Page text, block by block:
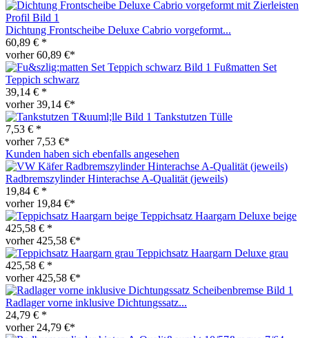
Dichtung Frontscheibe Deluxe Cabrio vorgeformt...
60,89 € *
vorher 60,89 €*
Fußmatten Set
Teppich schwarz
39,14 € *
vorher 39,14 €*
Tankstutzen Tülle
7,53 € *
vorher 7,53 €*
Kunden haben sich ebenfalls angesehen
Radbremszylinder Hinterachse A-Qualität (jeweils)
19,84 € *
vorher 19,84 €*
Teppichsatz Haargarn Deluxe beige
425,58 € *
vorher 425,58 €*
Teppichsatz Haargarn Deluxe grau
425,58 € *
vorher 425,58 €*
Radlager vorne inklusive Dichtungssatz...
24,79 € *
vorher 24,79 €*